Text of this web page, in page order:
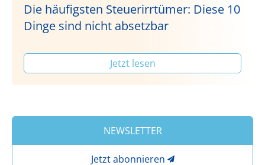
Die häufigsten Steuerirrtümer: Diese 10
Dinge sind nicht absetzbar
Jetzt lesen
NEWSLETTER
Jetzt abonnieren